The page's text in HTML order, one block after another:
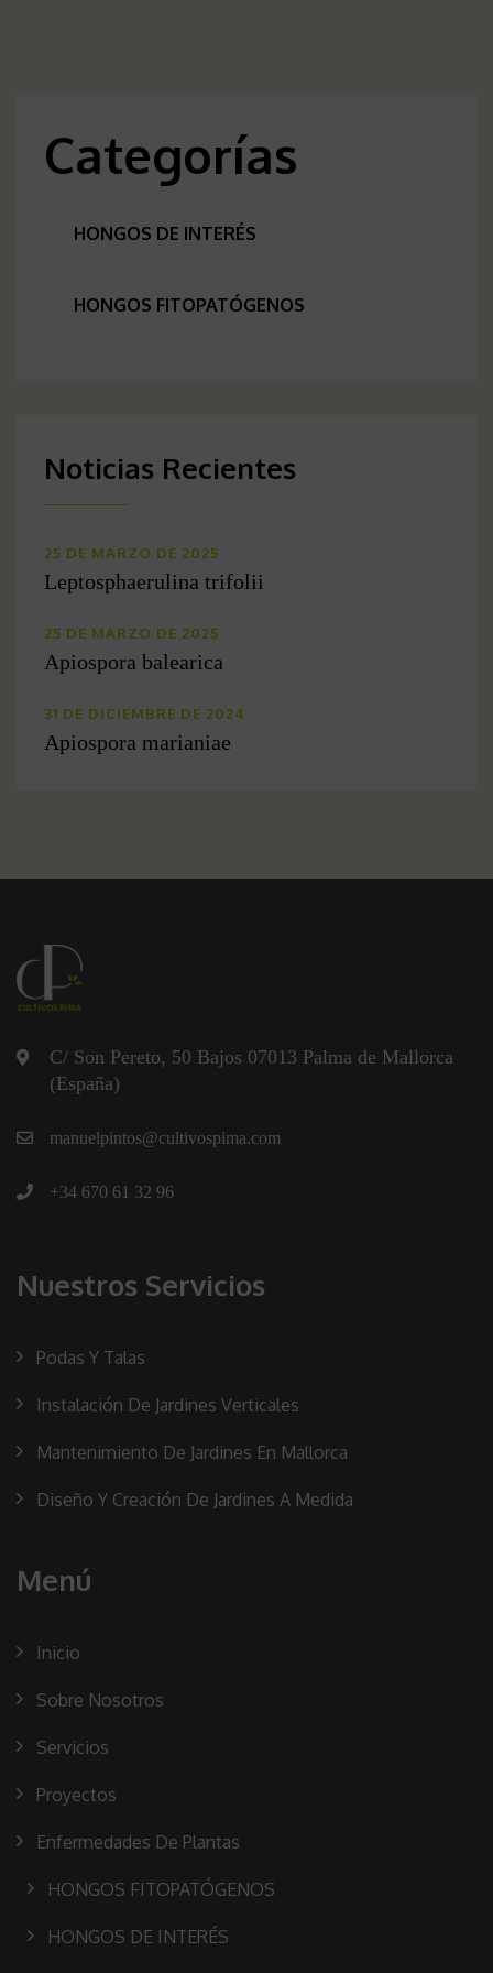
Categorías
HONGOS DE INTERÉS
HONGOS FITOPATÓGENOS
Noticias Recientes
25 DE MARZO DE 2025
Leptosphaerulina trifolii
25 DE MARZO DE 2025
Apiospora balearica
31 DE DICIEMBRE DE 2024
Apiospora marianiae
C/ Son Pereto, 50 Bajos 07013 Palma de Mallorca
(España)
manuelpintos@cultivospima.com
+34 670 61 32 96
Nuestros Servicios
Podas Y Talas
Instalación De Jardines Verticales
Mantenimiento De Jardines En Mallorca
Diseño Y Creación De Jardines A Medida
Menú
Inicio
Sobre Nosotros
Servicios
Proyectos
Enfermedades De Plantas
HONGOS FITOPATÓGENOS
HONGOS DE INTERÉS